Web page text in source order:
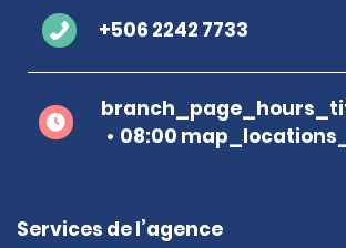
+506 2242 7733
08:00
Services de l’agence